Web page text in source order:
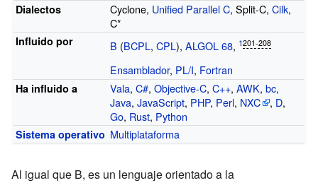
Dialectos Cyclone, Unified Parallel C, Split-C,Cilk,
C*
Influido por B (BCPL,CPL),ALGOL 68, :201-208
Ensamblador, PL/I, Fortran
Ha influido a Vala,C#,Objective-C,C++,AWK,bc,
Java,JavaScript, PHP, Perl, NXC , D,
Go, Rust, Python
Sistema operativo Multiplataforma
Al igual que B, es un lenguaje orientado a la